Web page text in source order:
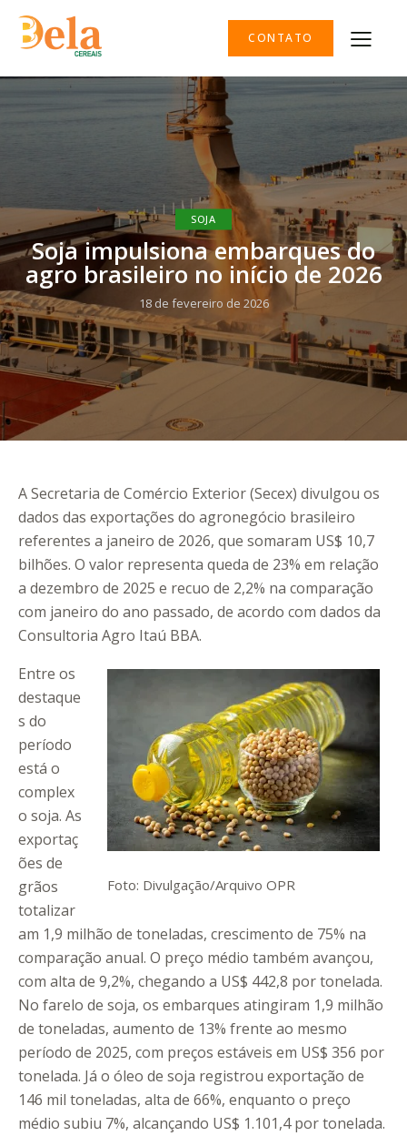
CONTATO
SOJA
Soja impulsiona embarques do
agro brasileiro no início de 2026
18 de fevereiro de 2026
ASecretaria de Comércio Exterior(Secex) divulgou os
dados das exportações do agronegócio brasileiro
referentes a janeiro de 2026, que somaram US$ 10,7
bilhões. O valor representa queda de 23% em relação
a dezembro de 2025 e recuo de 2,2% na comparação
com janeiro do ano passado, de acordo com dados da
Consultoria Agro Itaú BBA.
Foto: Divulgação/Arquivo OPR
Entre os
destaque
s do
período
está o
complex
o soja. As
exportaç
ões de
grãos
totalizar
am 1,9 milhão de toneladas, crescimento de 75% na
comparação anual. O preço médio também avançou,
com alta de 9,2%, chegando a US$ 442,8 por tonelada.
No farelo de soja, os embarques atingiram 1,9 milhão
de toneladas, aumento de 13% frente ao mesmo
período de 2025, com preços estáveis em US$ 356 por
tonelada. Já o óleo de soja registrou exportação de
146 mil toneladas, alta de 66%, enquanto o preço
médio subiu 7%, alcançando US$ 1.101,4 por tonelada.